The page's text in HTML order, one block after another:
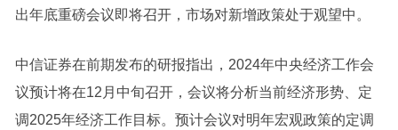
出年底重磅会议即将召开，市场对新增政策处于观望中。
中信证券在前期发布的研报指出，2024年中央经济工作会
议预计将在12月中旬召开，会议将分析当前经济形势、定
调2025年经济工作目标。预计会议对明年宏观政策的定调